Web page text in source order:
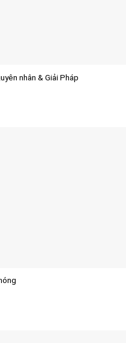
nhân & Giải Pháp